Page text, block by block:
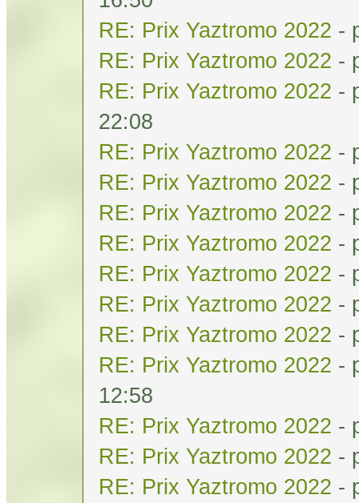
RE: Prix Yaztromo 2022 -
RE: Prix Yaztromo 2022 -
RE: Prix Yaztromo 2022 -
22:08
RE: Prix Yaztromo 2022 -
RE: Prix Yaztromo 2022 -
RE: Prix Yaztromo 2022 -
RE: Prix Yaztromo 2022 -
RE: Prix Yaztromo 2022 -
RE: Prix Yaztromo 2022 -
RE: Prix Yaztromo 2022 -
RE: Prix Yaztromo 2022 -
12:58
RE: Prix Yaztromo 2022 -
RE: Prix Yaztromo 2022 -
RE: Prix Yaztromo 2022 -